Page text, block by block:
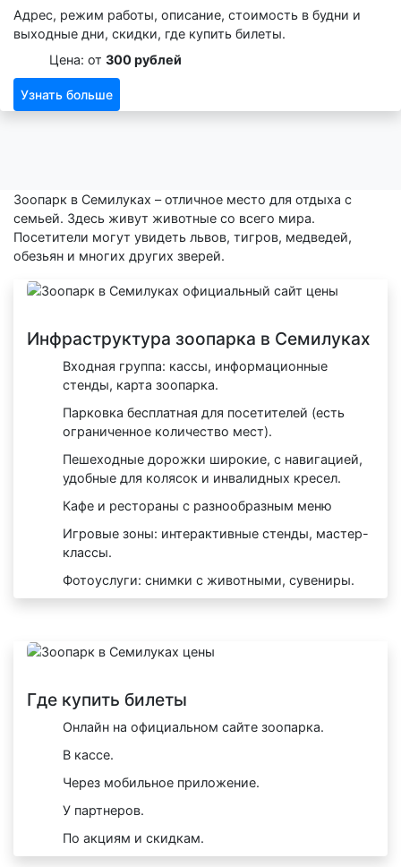
Адрес, режим работы, описание, стоимость в будни и
выходные дни, скидки, где купить билеты.
Цена: от 300 рублей
Узнать больше
Зоопарк в Семилуках – отличное место для отдыха с
семьей. Здесь живут животные со всего мира.
Посетители могут увидеть львов, тигров, медведей,
обезьян и многих других зверей.
Инфраструктура зоопарка в Семилуках
Входная группа: кассы, информационные
стенды, карта зоопарка.
Парковка бесплатная для посетителей (есть
ограниченное количество мест).
Пешеходные дорожки широкие, с навигацией,
удобные для колясок и инвалидных кресел.
Кафе и рестораны с разнообразным меню
Игровые зоны: интерактивные стенды, мастер-
классы.
Фотоуслуги: снимки с животными, сувениры.
Где купить билеты
Онлайн на официальном сайте зоопарка.
В кассе.
Через мобильное приложение.
У партнеров.
По акциям и скидкам.